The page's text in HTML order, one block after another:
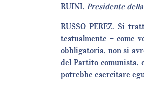
RUINI, Presidente
RUSSO PEREZ. Si
testualmente – come
obbligatoria, non si
del Partito comunista,
potrebbe esercitare